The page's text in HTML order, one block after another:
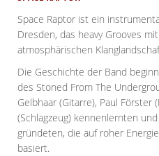
Space Raptor ist ein
Dresden, das heavy Grooves
atmosphärischen
Die Geschichte der Band
des Stoned From The
Gelbhaar (Gitarre), Paul Förster
(Schlagzeug) kennenlernten
gründeten, die auf roher
basiert.